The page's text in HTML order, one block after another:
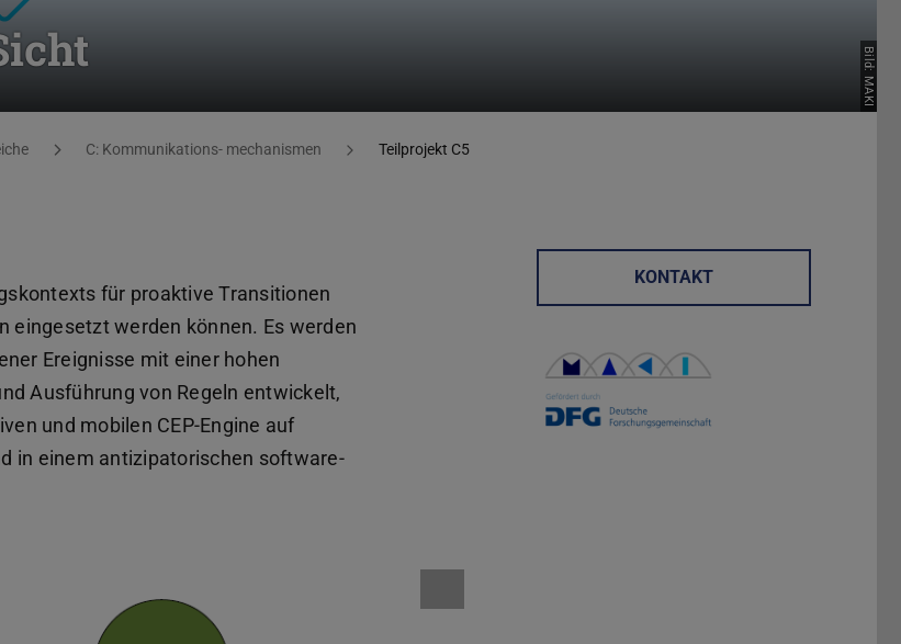
Bild: MAKI
C: Kommunikations- mechanismen Teilprojekt C5
für proaktive Transitionen
eingesetzt werden können. Es werden
Ereignisse mit einer hohen
Ausführung von Regeln entwickelt,
und mobilen CEP-Engine auf
in einem antizipatorischen software-
KONTAKT